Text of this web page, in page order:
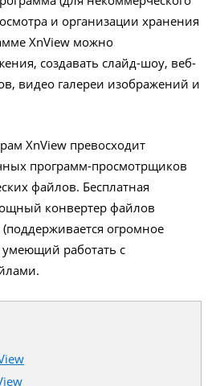
и организации хранения
XnView можно
создавать слайд-шоу, веб-
видео галереи изображений и
XnView превосходит
программ-просмотрщиков
файлов. Бесплатная
конвертер файлов
огромное
работать с